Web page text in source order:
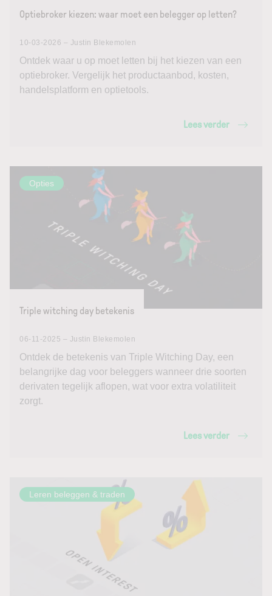
Optiebroker kiezen: waar moet een belegger op letten?
10-03-2026 – Justin Blekemolen
Ontdek waar u op moet letten bij het kiezen van een
optiebroker. Vergelijk het productaanbod, kosten,
handelsplatform en optietools.
Lees verder
Opties
Triple witching day betekenis
06-11-2025 – Justin Blekemolen
Ontdek de betekenis van Triple Witching Day, een
belangrijke dag voor beleggers wanneer drie soorten
derivaten tegelijk aflopen, wat voor extra volatiliteit
zorgt.
Lees verder
Leren beleggen & traden